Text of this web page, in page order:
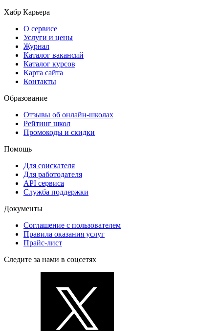
Хабр Карьера
О сервисе
Услуги и цены
Журнал
Каталог вакансий
Каталог курсов
Карта сайта
Контакты
Образование
Отзывы об онлайн-школах
Рейтинг школ
Промокоды и скидки
Помощь
Для соискателя
Для работодателя
API сервиса
Служба поддержки
Документы
Соглашение с пользователем
Правила оказания услуг
Прайс-лист
Следите за нами в соцсетях